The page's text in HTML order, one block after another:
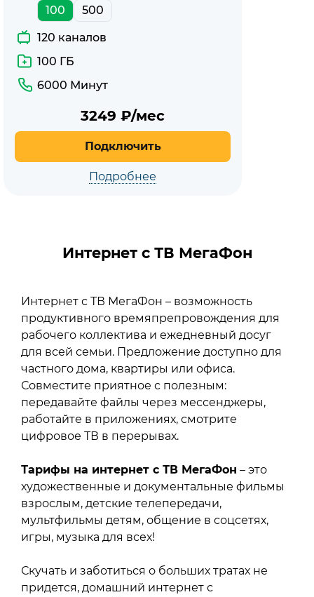
100 500
120 каналов
100 ГБ
6000 Минут
3249 ₽/мес
Подключить
Подробнее
Интернет с ТВ МегаФон
Интернет с ТВ МегаФон – возможность
продуктивного времяпрепровождения для
рабочего коллектива и ежедневный досуг
для всей семьи. Предложение доступно для
частного дома, квартиры или офиса.
Совместите приятное с полезным:
передавайте файлы через мессенджеры,
работайте в приложениях, смотрите
цифровое ТВ в перерывах.
Тарифы на интернет с ТВ МегаФон – это
художественные и документальные фильмы
взрослым, детские телепередачи,
мультфильмы детям, общение в соцсетях,
игры, музыка для всех!
Скучать и заботиться о больших тратах не
придется, домашний интернет с